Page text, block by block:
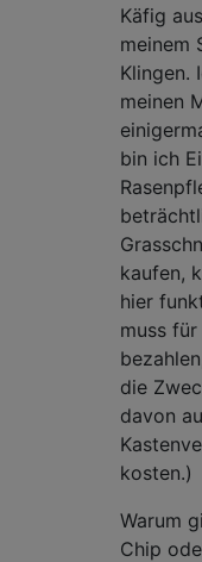
Käfig
meinem
Klingen.
meinen
bin ich
kaufen,
hier
muss
die
davon
kosten.)
Warum
Chip